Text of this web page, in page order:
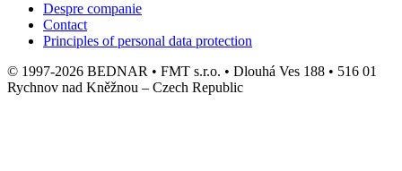
Despre companie
Contact
Principles of personal data protection
© 1997-2026 BEDNAR • FMT s.r.o. • Dlouhá Ves 188 • 516 01
Rychnov nad Kněžnou – Czech Republic